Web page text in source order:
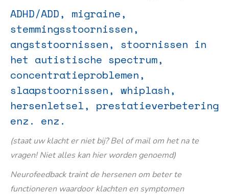
ADHD/ADD, migraine,
stemmingsstoornissen,
angststoornissen, stoornissen in
het autistische spectrum,
concentratieproblemen,
slaapstoornissen, whiplash,
hersenletsel, prestatieverbetering
enz. enz.
(staat uw klacht er niet bij? Bel of mail om het na te
vragen! Niet alles kan hier worden genoemd)
Neurofeedback traint de hersenen om beter te
functioneren waardoor klachten en symptomen